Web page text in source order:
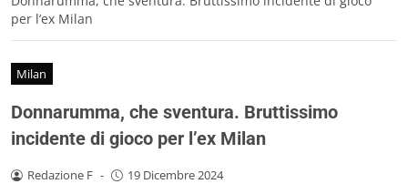
per l’ex Milan
Milan
Donnarumma, che sventura. Bruttissimo
incidente di gioco per l’ex Milan
Redazione F - 19 Dicembre 2024